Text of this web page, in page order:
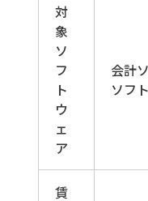
対
象
ソ
フ
ト
ウ
ェ
ア
会計
ソフ
賃